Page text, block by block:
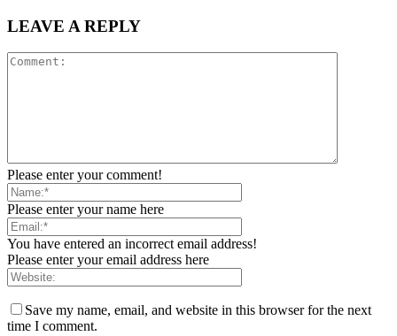
LEAVE A REPLY
Please enter your comment!
Please enter your name here
You have entered an incorrect email address!
Please enter your email address here
Save my name, email, and website in this browser for the next
time I comment.